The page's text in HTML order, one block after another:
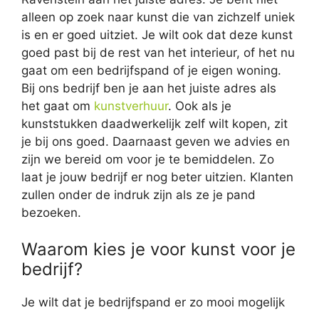
alleen op zoek naar kunst die van zichzelf uniek
is en er goed uitziet. Je wilt ook dat deze kunst
goed past bij de rest van het interieur, of het nu
gaat om een bedrijfspand of je eigen woning.
Bij ons bedrijf ben je aan het juiste adres als
het gaat om kunstverhuur. Ook als je
kunststukken daadwerkelijk zelf wilt kopen, zit
je bij ons goed. Daarnaast geven we advies en
zijn we bereid om voor je te bemiddelen. Zo
laat je jouw bedrijf er nog beter uitzien. Klanten
zullen onder de indruk zijn als ze je pand
bezoeken.
Waarom kies je voor kunst voor je
bedrijf?
Je wilt dat je bedrijfspand er zo mooi mogelijk